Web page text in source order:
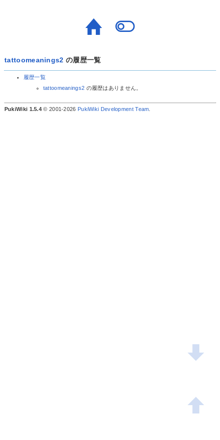
tattoomeanings2 の履歴一覧
履歴一覧
tattoomeanings2 の履歴はありません。
PukiWiki 1.5.4 © 2001-2026 PukiWiki Development Team